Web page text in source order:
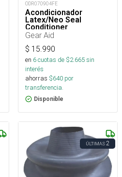
ODR070904FE
Acondicionador
Latex/Neo Seal
Conditioner
Gear Aid
$ 15.990
en 6cuotas de $2.665sin
interés
ahorras $640 por
transferencia.
Disponible
ÚLTIMAS2